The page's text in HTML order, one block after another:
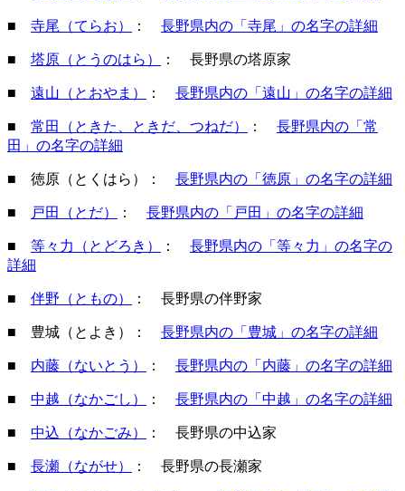
■ 寺尾（てらお） ： 長野県内の「寺尾」の名字の詳細
■ 塔原（とうのはら） ： 長野県の塔原家
■ 遠山（とおやま） ： 長野県内の「遠山」の名字の詳細
■ 常田（ときた、ときだ、つねだ） ： 長野県内の「常
田」の名字の詳細
■ 徳原（とくはら）： 長野県内の「徳原」の名字の詳細
■ 戸田（とだ） ： 長野県内の「戸田」の名字の詳細
■ 等々力（とどろき） ： 長野県内の「等々力」の名字の
詳細
■ 伴野（ともの） ： 長野県の伴野家
■ 豊城（とよき）： 長野県内の「豊城」の名字の詳細
■ 内藤（ないとう） ： 長野県内の「内藤」の名字の詳細
■ 中越（なかごし） ： 長野県内の「中越」の名字の詳細
■ 中込（なかごみ） ： 長野県の中込家
■ 長瀬（ながせ） ： 長野県の長瀬家